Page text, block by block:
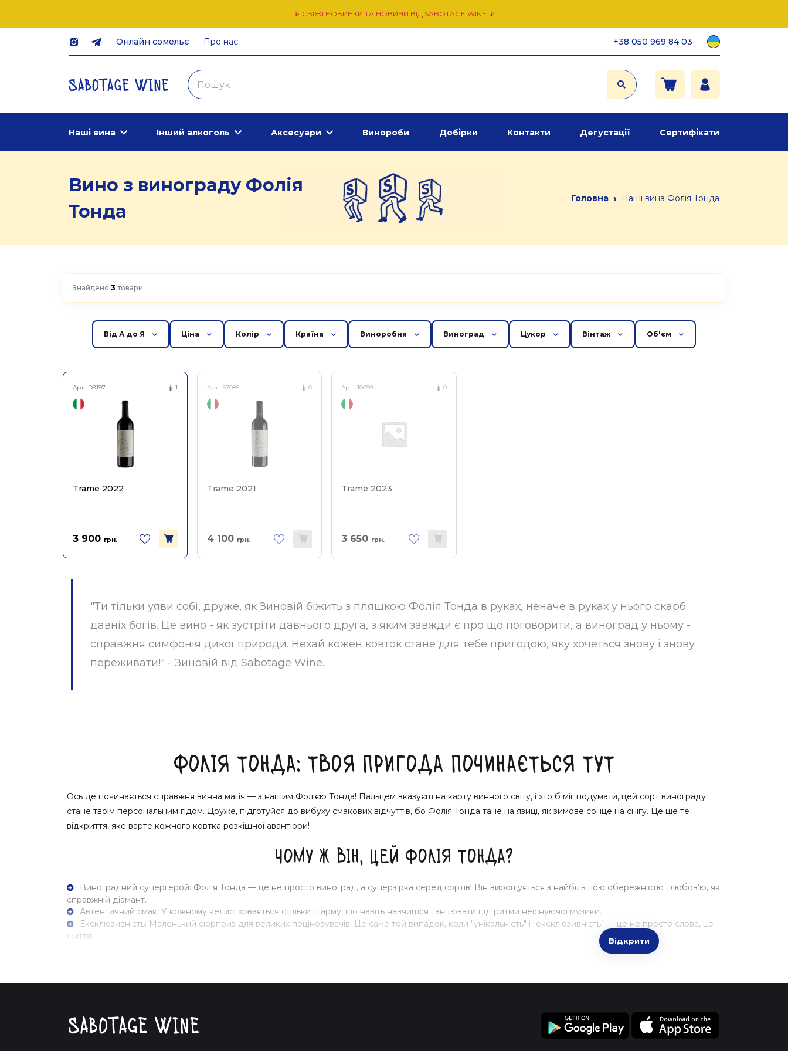
📡 СВІЖІ НОВИНКИ ТА НОВИНИ ВІД SABOTAGE WINE 📡
Онлайн сомельє Про нас +38 050 969 84 03
Наші вина Інший алкоголь Аксесуари Винороби Добірки Контакти Дегустації Сертифікати
Вино з винограду Фолія
Тонда
Головна › Наші вина Фолія Тонда
Знайдено 3 товари
Арт.: D9197 1
Trame 2022
3 900 грн.
Арт.: S7085 0
Trame 2021
4 100 грн.
Арт.:J0099 0
Trame 2023
3 650 грн.
"Ти тільки уяви собі, друже, як Зиновій біжить з пляшкою Фолія Тонда в руках, неначе в руках у нього скарб
давніх богів. Це вино - як зустріти давнього друга, з яким завжди є про що поговорити, а виноград у ньому -
справжня симфонія дикої природи. Нехай кожен ковток стане для тебе пригодою, яку хочеться знову і знову
переживати!" - Зиновій від Sabotage Wine.
Фолія Тонда: Твоя пригода починається тут
Ось де починається справжня винна магія — з нашим Фолією Тонда! Пальцем вказуєш на карту винного світу, і хто б міг подумати, цей сорт винограду
стане твоїм персональним гідом. Друже, підготуйся до вибуху смакових відчуттів, бо Фолія Тонда тане на язиці, як зимове сонце на снігу. Це ще те
відкриття, яке варте кожного ковтка розкішної авантюри!
Чому ж він, цей Фолія Тонда?
Виноградний супергерой: Фолія Тонда — це не просто виноград, а суперзірка серед сортів! Він вирощується з найбільшою обережністю і любов'ю, як
справжній діамант.
Автентичний смак: У кожному келисі ховається стільки шарму, що навіть навчишся танцювати під ритми неіснуючої музики.
Ексклюзивність: Маленький сюрприз для великих поціновувачів. Це саме той випадок, коли "унікальність" і "ексклюзивність" — це не просто слова, це
життя.
схожий на приємну надбавку до твоєї винної колекції. Адже жити без маленьких шаленств — це, як відзначати Новий рік без ялинки!😉
Відкрити
Від А до Я Ціна Колір Країна Виноробня Виноград Цукор Вінтаж Об'єм